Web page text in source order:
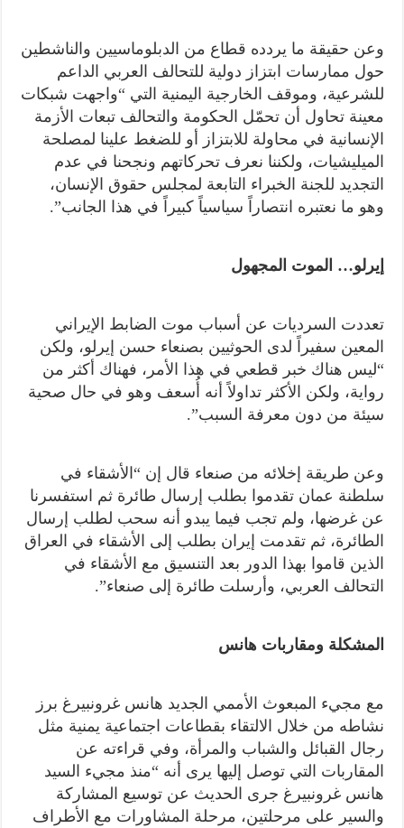
وعن حقيقة ما يردده قطاع من الدبلوماسيين والناشطين
حول ممارسات ابتزاز دولية للتحالف العربي الداعم
للشرعية، وموقف الخارجية اليمنية التي “واجهت شبكات
معينة تحاول أن تحمّل الحكومة والتحالف تبعات الأزمة
الإنسانية في محاولة للابتزاز أو للضغط علينا لمصلحة
الميليشيات، ولكننا نعرف تحركاتهم ونجحنا في عدم
التجديد للجنة الخبراء التابعة لمجلس حقوق الإنسان،
وهو ما نعتبره انتصاراً سياسياً كبيراً في هذا الجانب”.
إيرلو… الموت المجهول
تعددت السرديات عن أسباب موت الضابط الإيراني
المعين سفيراً لدى الحوثيين بصنعاء حسن إيرلو، ولكن
“ليس هناك خبر قطعي في هذا الأمر، فهناك أكثر من
رواية، ولكن الأكثر تداولاً أنه أُسعف وهو في حال صحية
سيئة من دون معرفة السبب”.
وعن طريقة إخلائه من صنعاء قال إن “الأشقاء في
سلطنة عمان تقدموا بطلب إرسال طائرة ثم استفسرنا
عن غرضها، ولم تجب فيما يبدو أنه سحب لطلب إرسال
الطائرة، ثم تقدمت إيران بطلب إلى الأشقاء في العراق
الذين قاموا بهذا الدور بعد التنسيق مع الأشقاء في
التحالف العربي، وأرسلت طائرة إلى صنعاء”.
المشكلة ومقاربات هانس
مع مجيء المبعوث الأممي الجديد هانس غرونبيرغ برز
نشاطه من خلال الالتقاء بقطاعات اجتماعية يمنية مثل
رجال القبائل والشباب والمرأة، وفي قراءته عن
المقاربات التي توصل إليها يرى أنه “منذ مجيء السيد
هانس غرونبيرغ جرى الحديث عن توسيع المشاركة
والسير على مرحلتين، مرحلة المشاورات مع الأطراف